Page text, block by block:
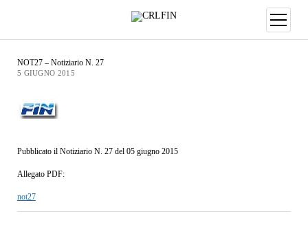
NOT27 – Notiziario N. 27
5 GIUGNO 2015
Pubblicato il Notiziario N. 27 del 05 giugno 2015
Allegato PDF:
not27